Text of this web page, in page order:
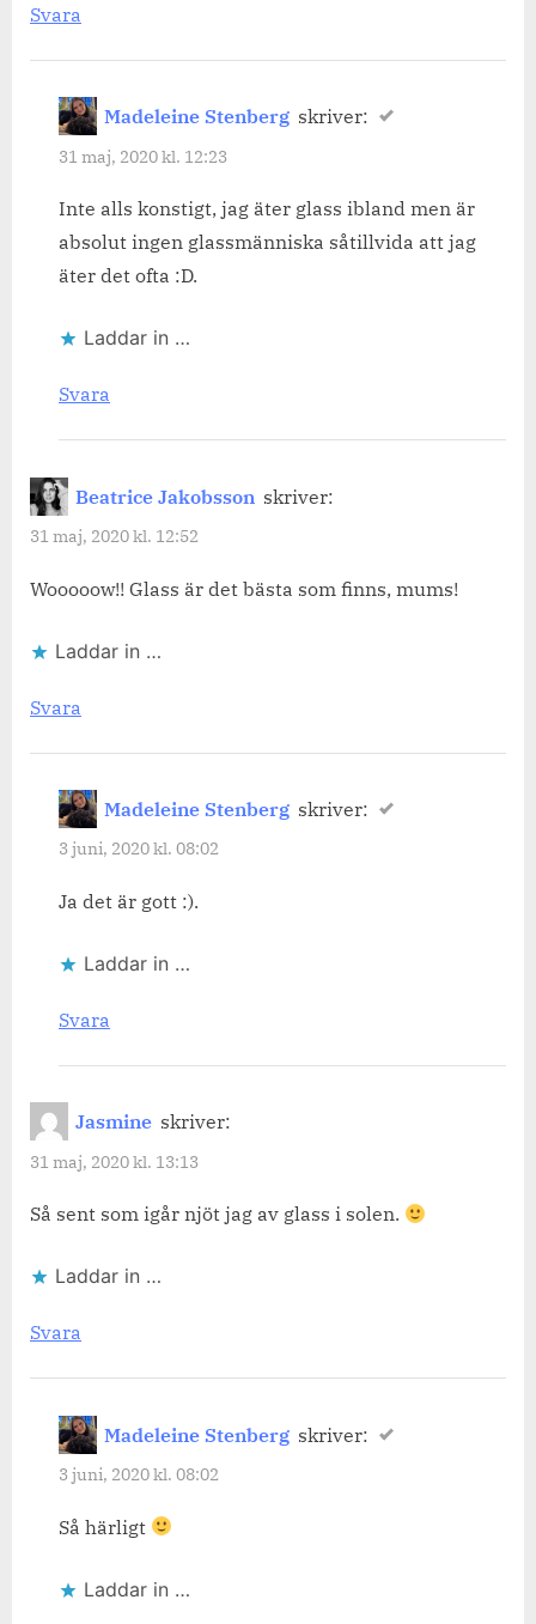
Svara
Madeleine Stenberg skriver:
31 maj, 2020 kl. 12:23
Inte alls konstigt, jag äter glass ibland men är
absolut ingen glassmänniska såtillvida att jag
äter det ofta :D.
Laddar in …
Svara
Beatrice Jakobsson skriver:
31 maj, 2020 kl. 12:52
Wooooow!! Glass är det bästa som finns, mums!
Laddar in …
Svara
Madeleine Stenberg skriver:
3 juni, 2020 kl. 08:02
Ja det är gott :).
Laddar in …
Svara
Jasmine skriver:
31 maj, 2020 kl. 13:13
Så sent som igår njöt jag av glass i solen.
Laddar in …
Svara
Madeleine Stenberg skriver:
3 juni, 2020 kl. 08:02
Så härligt
Laddar in …